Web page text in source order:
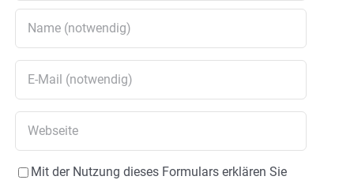
Mit der Nutzung dieses Formulars erklären Sie